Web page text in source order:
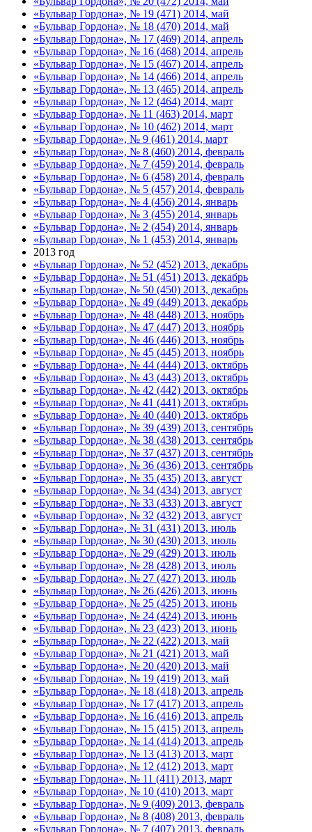
«Бульвар Гордона», № 19 (471) 2014, май
«Бульвар Гордона», № 18 (470) 2014, май
«Бульвар Гордона», № 17 (469) 2014, апрель
«Бульвар Гордона», № 16 (468) 2014, апрель
«Бульвар Гордона», № 15 (467) 2014, апрель
«Бульвар Гордона», № 14 (466) 2014, апрель
«Бульвар Гордона», № 13 (465) 2014, апрель
«Бульвар Гордона», № 12 (464) 2014, март
«Бульвар Гордона», № 11 (463) 2014, март
«Бульвар Гордона», № 10 (462) 2014, март
«Бульвар Гордона», № 9 (461) 2014, март
«Бульвар Гордона», № 8 (460) 2014, февраль
«Бульвар Гордона», № 7 (459) 2014, февраль
«Бульвар Гордона», № 6 (458) 2014, февраль
«Бульвар Гордона», № 5 (457) 2014, февраль
«Бульвар Гордона», № 4 (456) 2014, январь
«Бульвар Гордона», № 3 (455) 2014, январь
«Бульвар Гордона», № 2 (454) 2014, январь
«Бульвар Гордона», № 1 (453) 2014, январь
2013 год
«Бульвар Гордона», № 52 (452) 2013, декабрь
«Бульвар Гордона», № 51 (451) 2013, декабрь
«Бульвар Гордона», № 50 (450) 2013, декабрь
«Бульвар Гордона», № 49 (449) 2013, декабрь
«Бульвар Гордона», № 48 (448) 2013, ноябрь
«Бульвар Гордона», № 47 (447) 2013, ноябрь
«Бульвар Гордона», № 46 (446) 2013, ноябрь
«Бульвар Гордона», № 45 (445) 2013, ноябрь
«Бульвар Гордона», № 44 (444) 2013, октябрь
«Бульвар Гордона», № 43 (443) 2013, октябрь
«Бульвар Гордона», № 42 (442) 2013, октябрь
«Бульвар Гордона», № 41 (441) 2013, октябрь
«Бульвар Гордона», № 40 (440) 2013, октябрь
«Бульвар Гордона», № 39 (439) 2013, сентябрь
«Бульвар Гордона», № 38 (438) 2013, сентябрь
«Бульвар Гордона», № 37 (437) 2013, сентябрь
«Бульвар Гордона», № 36 (436) 2013, сентябрь
«Бульвар Гордона», № 35 (435) 2013, август
«Бульвар Гордона», № 34 (434) 2013, август
«Бульвар Гордона», № 33 (433) 2013, август
«Бульвар Гордона», № 32 (432) 2013, август
«Бульвар Гордона», № 31 (431) 2013, июль
«Бульвар Гордона», № 30 (430) 2013, июль
«Бульвар Гордона», № 29 (429) 2013, июль
«Бульвар Гордона», № 28 (428) 2013, июль
«Бульвар Гордона», № 27 (427) 2013, июль
«Бульвар Гордона», № 26 (426) 2013, июнь
«Бульвар Гордона», № 25 (425) 2013, июнь
«Бульвар Гордона», № 24 (424) 2013, июнь
«Бульвар Гордона», № 23 (423) 2013, июнь
«Бульвар Гордона», № 22 (422) 2013, май
«Бульвар Гордона», № 21 (421) 2013, май
«Бульвар Гордона», № 20 (420) 2013, май
«Бульвар Гордона», № 19 (419) 2013, май
«Бульвар Гордона», № 18 (418) 2013, апрель
«Бульвар Гордона», № 17 (417) 2013, апрель
«Бульвар Гордона», № 16 (416) 2013, апрель
«Бульвар Гордона», № 15 (415) 2013, апрель
«Бульвар Гордона», № 14 (414) 2013, апрель
«Бульвар Гордона», № 13 (413) 2013, март
«Бульвар Гордона», № 12 (412) 2013, март
«Бульвар Гордона», № 11 (411) 2013, март
«Бульвар Гордона», № 10 (410) 2013, март
«Бульвар Гордона», № 9 (409) 2013, февраль
«Бульвар Гордона», № 8 (408) 2013, февраль
«Бульвар Гордона», № 7 (407) 2013, февраль